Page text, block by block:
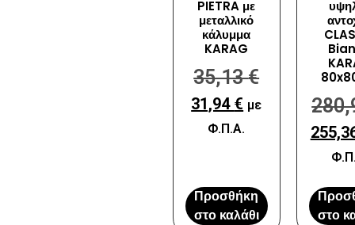
PIETRA με
μεταλλικό
κάλυμμα
KARAG
35,13€
31,94 € με
Φ.Π.Α.
Προσθήκη
στο καλάθι
στο